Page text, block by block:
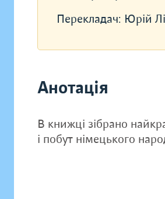
Перекладач: Юрій
Анотація
В книжці зібрано
і побут німецького